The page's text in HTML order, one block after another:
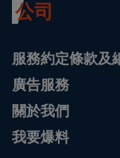
公司
服務約定條款及
廣告服務
關於我們
我要爆料